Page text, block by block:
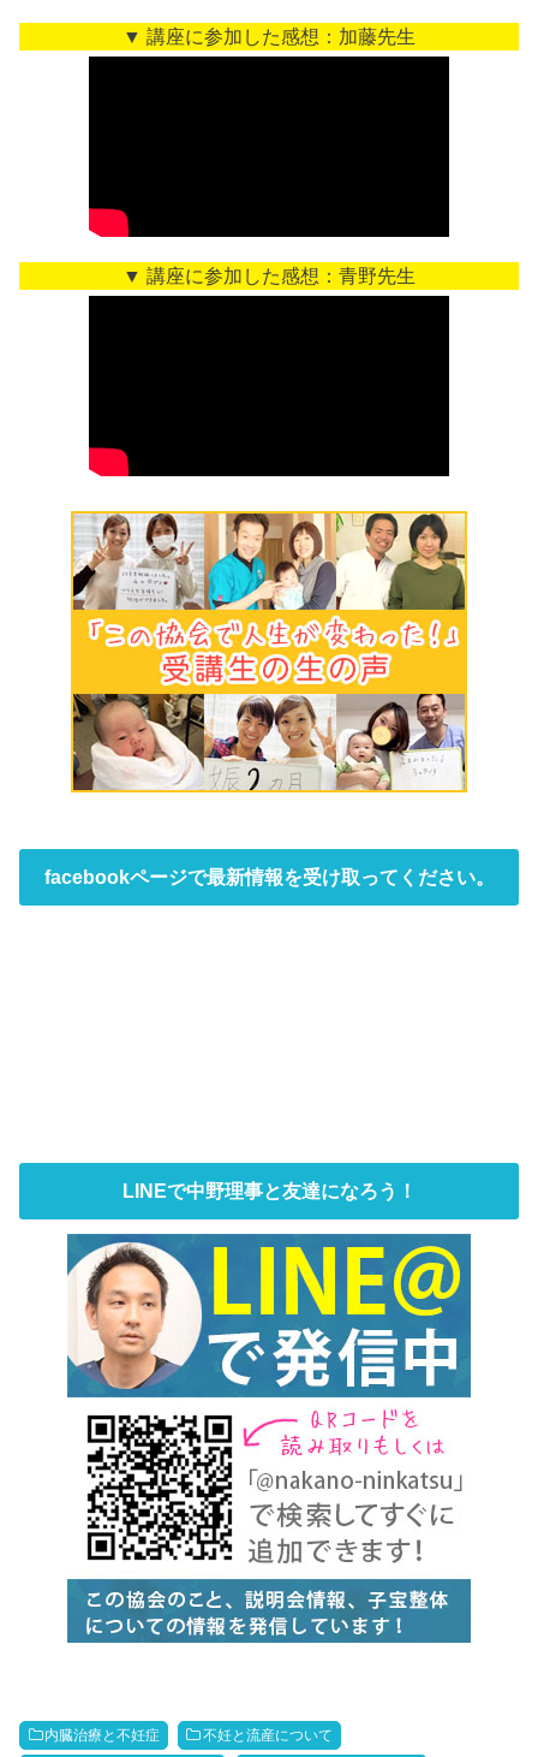
▼ 講座に参加した感想：加藤先生
▼ 講座に参加した感想：青野先生
facebookページで最新情報を受け取ってください。
LINEで中野理事と友達になろう！
内臓治療と不妊症 不妊と流産について